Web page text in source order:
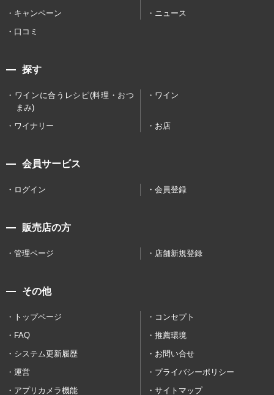
キャンペーン
ニュース
口コミ
探す
ワインに合うレシピ(料理・おつ
まみ)
ワイン
ワイナリー お店
会員サービス
ログイン 会員登録
販売店の方
管理ページ 店舗新規登録
その他
トップページ
コンセプト
FAQ
推薦環境
システム更新履歴
お問い合せ
運営
プライバシーポリシー
アプリカメラ機能
サイトマップ